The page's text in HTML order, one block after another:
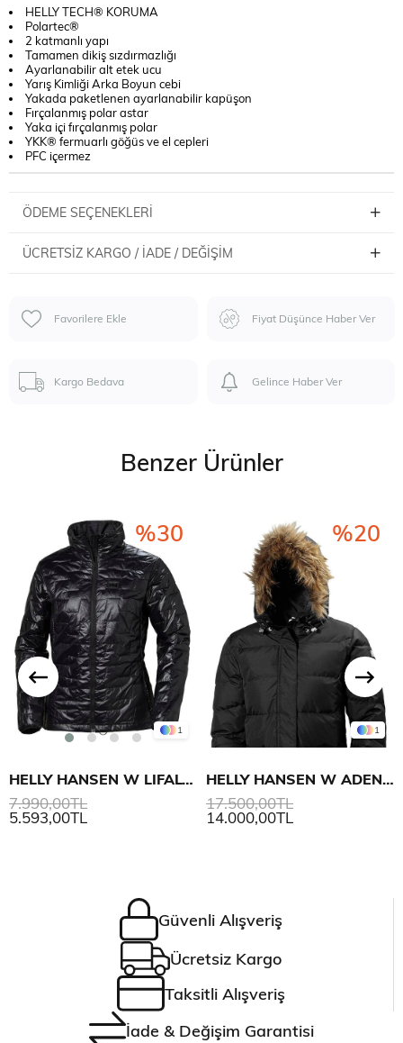
HELLY TECH® KORUMA
Polartec®
2 katmanlı yapı
Tamamen dikiş sızdırmazlığı
Ayarlanabilir alt etek ucu
Yarış Kimliği Arka Boyun cebi
Yakada paketlenen ayarlanabilir kapüşon
Fırçalanmış polar astar
Yaka içi fırçalanmış polar
YKK® fermuarlı göğüs ve el cepleri
PFC içermez
ÖDEME SEÇENEKLERI
ÜCRETSIZ KARGO / İADE / DEĞIŞIM
Favorilere Ekle Fiyat Düşünce Haber Ver
Kargo Bedava Gelince Haber Ver
Benzer Ürünler
1
HELLY HANSEN W LIFALOFT INSULATOR MONT
5.593,00TL
7.990,00TL
%30
1
HELLY HANSEN W ADEN DOWN PARKA
14.000,00TL
17.500,00TL
%20
Güvenli Alışveriş
Ücretsiz Kargo
Taksitli Alışveriş
İade & Değişim Garantisi